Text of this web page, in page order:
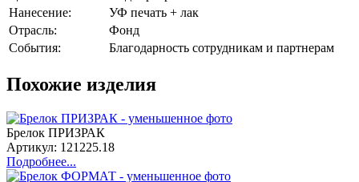
Нанесение:
УФ печать + лак
Отрасль:
Фонд
События:
Благодарность сотрудникам и партнерам
Похожие изделия
Брелок ПРИЗРАК
Артикул: 121225.18
Подробнее...